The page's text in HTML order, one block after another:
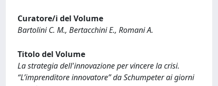
Curatore/i del Volume
Bartolini C. M., Bertacchini E., Romani A.
Titolo del Volume
La strategia dell'innovazione per vincere la crisi.
“L’imprenditore innovatore” da Schumpeter ai giorni